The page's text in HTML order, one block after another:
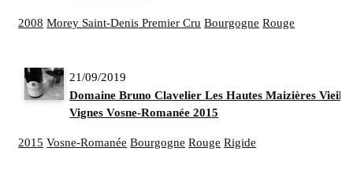
2008 Morey Saint-Denis Premier Cru Bourgogne Rouge
21/09/2019
Domaine Bruno Clavelier Les Hautes Maizières
Vignes Vosne-Romanée 2015
2015 Vosne-Romanée Bourgogne Rouge Rigide